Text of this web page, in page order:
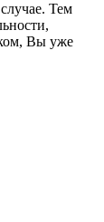
Тем
Вы уже